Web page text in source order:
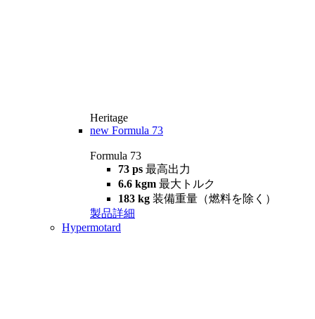
Heritage
new Formula 73
Formula 73
73 ps 最高出力
6.6 kgm 最大トルク
183 kg 装備重量（燃料を除く）
製品詳細
Hypermotard